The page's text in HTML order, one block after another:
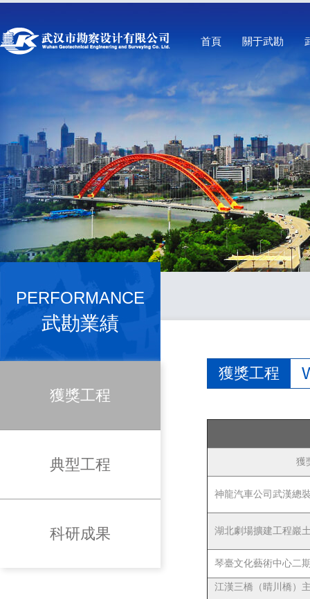
首頁 關于武勘
PERFORMANCE
武勘業績
獲獎工程
典型工程
科研成果
獲獎工程
獲
神龍汽車公司武漢總
湖北劇場擴建工程巖
琴臺文化藝術中心二
江漢三橋（晴川橋）